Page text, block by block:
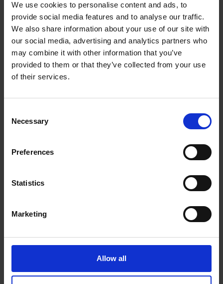
We use cookies to personalise content and ads, to
provide social media features and to analyse our traffic.
We also share information about your use of our site with
our social media, advertising and analytics partners who
may combine it with other information that you’ve
provided to them or that they’ve collected from your use
of their services.
Selection
Necessary
Preferences
Statistics
Marketing
Allow all
Communiquer avec nous
The UPS Store #505
5920 boulevard Gouin Ouest
Montreal QC - H4J 1E6
Obtenez l'itinéraire vers notre magasin
store505@theupsstore.ca
Nous suivre
9:00 am - 6:30 pm